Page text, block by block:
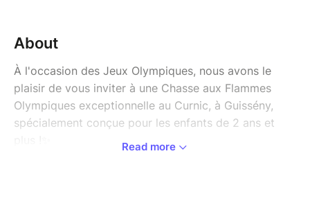
About
À l'occasion des Jeux Olympiques, nous avons le
plaisir de vous inviter à une Chasse aux Flammes
Olympiques exceptionnelle au Curnic, à Guissény,
spécialement conçue pour les enfants de 2 ans et
Read more